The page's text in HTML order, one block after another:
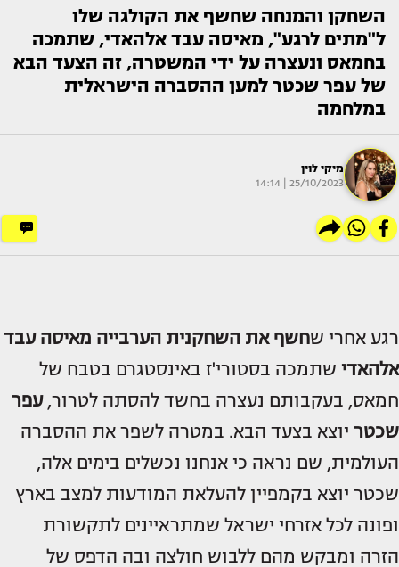
השחקן והמנחה שחשף את הקולגה שלו
ל"מתים לרגע", מאיסה עבד אלהאדי, שתמכה
בחמאס ונעצרה על ידי המשטרה, זה הצעד הבא
של עפר שכטר למען ההסברה הישראלית
במלחמה
מיקי לוין
25/10/2023 | 14:14
רגע אחרי שחשף את השחקנית הערבייה מאיסה עבד
אלהאדי שתמכה בסטורי'ז באינסטגרם בטבח של
חמאס, בעקבותם נעצרה בחשד להסתה לטרור, עפר
שכטר יוצא בצעד הבא. במטרה לשפר את ההסברה
העולמית, שם נראה כי אנחנו נכשלים בימים אלה,
שכטר יוצא בקמפיין להעלאת המודעות למצב בארץ
ופונה לכל אזרחי ישראל שמתראיינים לתקשורת
הזרה ומבקש מהם ללבוש חולצה ובה הדפס של